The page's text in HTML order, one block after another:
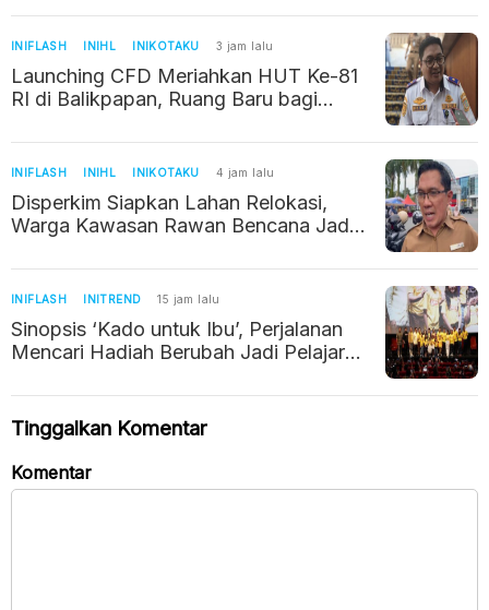
INIFLASH INIHL INIKOTAKU 3 jam lalu
Launching CFD Meriahkan HUT Ke-81
RI di Balikpapan, Ruang Baru bagi
INIFLASH INIHL INIKOTAKU 4 jam lalu
Disperkim Siapkan Lahan Relokasi,
Warga Kawasan Rawan Bencana Jadi
INIFLASH INITREND 15 jam lalu
Sinopsis ‘Kado untuk Ibu’, Perjalanan
Mencari Hadiah Berubah Jadi Pelajaran
Tinggalkan Komentar
Komentar